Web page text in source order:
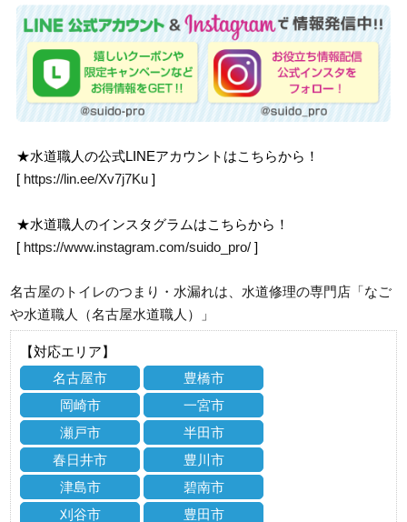
★水道職人の公式LINEアカウントはこちらから！
[ https://lin.ee/Xv7j7Ku ]
★水道職人のインスタグラムはこちらから！
[ https://www.instagram.com/suido_pro/ ]
名古屋のトイレのつまり・水漏れは、水道修理の専門店「なご
や水道職人（名古屋水道職人）」
【対応エリア】
名古屋市
豊橋市
岡崎市
一宮市
瀬戸市
半田市
春日井市
豊川市
津島市
碧南市
刈谷市
豊田市